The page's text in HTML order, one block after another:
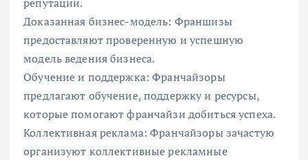
Доказанная бизнес-модель: Франшизы
предоставляют проверенную и успешную
модель ведения бизнеса.
Обучение и поддержка: Франчайзоры
предлагают обучение, поддержку и ресурсы,
которые помогают франчайзи добиться успеха.
Коллективная реклама: Франчайзоры зачастую
организуют коллективные рекламные